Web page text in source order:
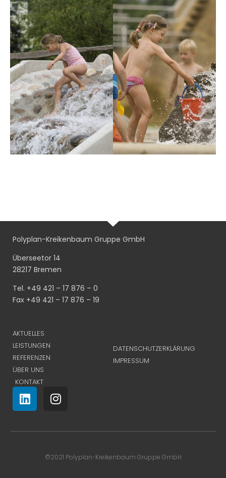
Polyplan-Kreikenbaum Gruppe GmbH
Überseetor 14
28217 Bremen
Tel. +49 421 – 17 876 – 0
Fax +49 421 – 17 876 – 19
AKTUELLES
LEISTUNGEN
REFERENZEN
ÜBER UNS
KONTAKT
DATENSCHUTZERKLÄRUNG
IMPRESSUM
©2021 Polyplan-Kreikenbaum Gruppe GmbH